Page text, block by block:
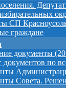
СП
граждане
документы
документов по
Совета.